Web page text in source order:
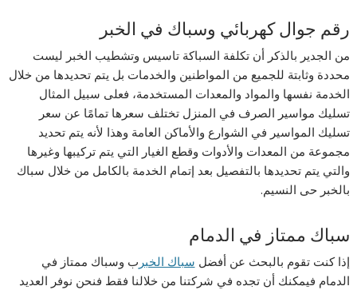
رقم جوال كهربائي وسباك في الخبر
من الجدير بالذكر أن تكلفة السباكة تاسيس وتشطيب الخبر ليست
محددة وثابتة للجميع من المواطنين والخدمات بل يتم تحديدها من خلال
الخدمة نفسها والمواد والمعدات المستخدمة، فعلى سبيل المثال
تسليك مواسير الصرف في المنزل تختلف سعرها تمامًا عن سعر
تسليك المواسير في الشوارع والأماكن العامة وهذا لأنه يتم تحديد
مجموعة من المعدات والأدوات وقطع الغيار التي يتم تركيبها وغيرها
والتي يتم تحديدها بالتفصيل بعد إتمام الخدمة بالكامل من خلال سباك
بالخبر حى النسيم.
سباك ممتاز في الدمام
إذا كنت تقوم بالبحث عن أفضل سباك الخبر ب وسباك ممتاز في
الدمام فيمكنك أن تجده في شركتنا من خلالنا فقط فنحن نوفر العديد